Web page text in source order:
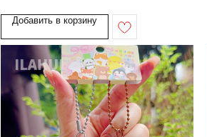
Добавить в корзину